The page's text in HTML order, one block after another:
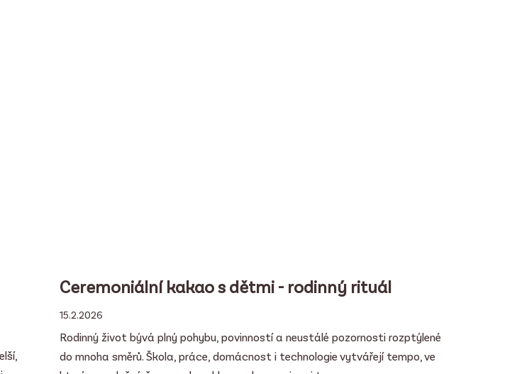
Ceremoniální kakao s dětmi - rodinný rituál
15.2.2026
Rodinný život bývá plný pohybu, povinností a neustálé pozornosti rozptýlené
do mnoha směrů. Škola, práce, domácnost i technologie vytvářejí tempo, ve